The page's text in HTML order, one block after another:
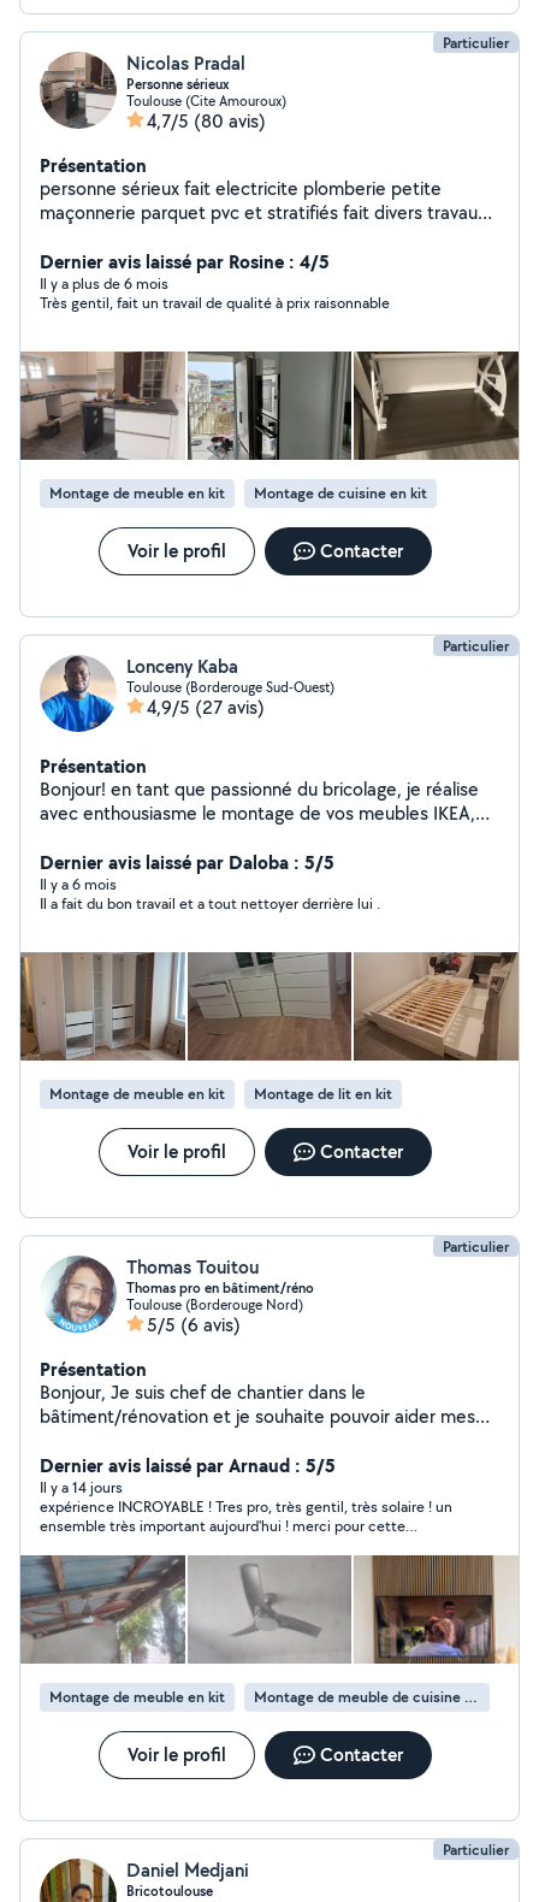
Particulier
Nicolas Pradal
Personne sérieux
Toulouse (Cite Amouroux)
4,7/5 (80 avis)
Présentation
personne sérieux fait electricite plomberie petite
maçonnerie parquet pvc et stratifiés fait divers travaux
Dernier avis laissé par Rosine : 4/5
Il y a plus de 6 mois
Très gentil, fait un travail de qualité à prix raisonnable
Montage de meuble en kit Montage de cuisine en kit
Voir le profil Contacter
Particulier
Lonceny Kaba
Toulouse (Borderouge Sud-Ouest)
4,9/5 (27 avis)
Présentation
Bonjour! en tant que passionné du bricolage, je réalise
avec enthousiasme le montage de vos meubles IKEA,
m'engage à respecter vos lieux et à fournir un résultat
impeccable, garantie pour votre plus grande
satisfaction.
Dernier avis laissé par Daloba : 5/5
Il y a 6 mois
Il a fait du bon travail et a tout nettoyer derrière lui .
Montage de meuble en kit Montage de lit en kit
Voir le profil Contacter
Particulier
Thomas Touitou
Thomas pro en bâtiment/réno
Toulouse (Borderouge Nord)
5/5 (6 avis)
Présentation
Bonjour, Je suis chef de chantier dans le
bâtiment/rénovation et je souhaite pouvoir aider mes
domaines qu'ils ne maîtrisent pas. A bientôt
Dernier avis laissé par Arnaud : 5/5
Il y a 14 jours
expérience INCROYABLE ! Tres pro, très gentil, très solaire ! un
ensemble très important aujourd'hui ! merci pour cette
Montage de meuble en kit Montage de meuble de cuisine en kit
Voir le profil Contacter
Particulier
Daniel Medjani
Bricotoulouse